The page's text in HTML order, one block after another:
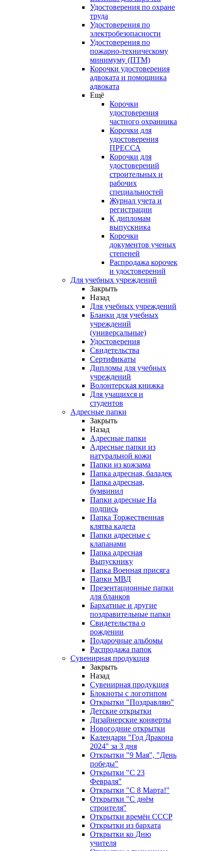
Удостоверения по охране
труда
Удостоверения по
электробезопасности
Удостоверения по
пожарно-техническому
минимуму (ПТМ)
Корочки удостоверения
адвоката и помощника
адвоката
Ещё
Корочки
удостоверения
частного охранника
Корочки для
удостоверения
ПРЕССА
Корочки для
удостоверений
строительных и
рабочих
специальностей
Журнал учета и
регистрации
К дипломам
выпускника
Корочки
документов ученых
степеней
Распродажа корочек
и удостоверений
Для учебных учреждений
Закрыть
Назад
Для учебных учреждений
Бланки для учебных
учреждений
(универсальные)
Удостоверения
Свидетельства
Сертификаты
Дипломы для учебных
учреждений
Волонтерская книжка
Для учащихся и
студентов
Адресные папки
Закрыть
Назад
Адресные папки
Адресные папки из
натуральной кожи
Папки из кожзама
Папка адресная, баладек
Папка адресная,
бумвинил
Папки адресные На
подпись
Папка Торжественная
клятва кадета
Папки адресные с
клапанами
Папка адресная
Выпускнику
Папка Военная присяга
Папки МВД
Презентационные папки
для бланков
Бархатные и другие
поздравительные папки
Свидетельства о
рождении
Подарочные альбомы
Распродажа папок
Сувенирная продукция
Закрыть
Назад
Сувенирная продукция
Блокноты с логотипом
Открытки "Поздравляю"
Детские открытки
Дизайнерские конверты
Новогодние открытки
Календари "Год Дракона
2024" за 3 дня
Открытки "9 Мая", "День
победы"
Открытки "С 23
Февраля"
Открытки "С 8 Марта!"
Открытки "С днём
строителя"
Открытки времён СССР
Открытки из бархата
Открытки ко Дню
учителя